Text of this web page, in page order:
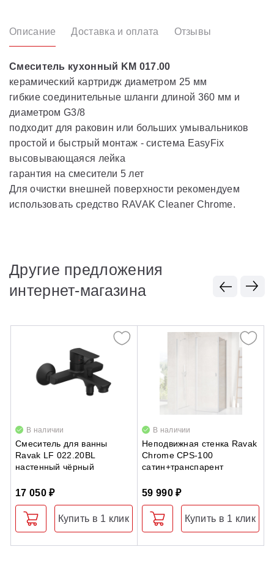
Описание Доставка и оплата Отзывы
Смеситель кухонный KM 017.00
керамический картридж диаметром 25 мм
гибкие соединительные шланги длиной 360 мм и
диаметром G3/8
подходит для раковин или больших умывальников
простой и быстрый монтаж - система EasyFix
высовывающаяся лейка
гарантия на смесители 5 лет
Для очистки внешней поверхности рекомендуем
использовать средство RAVAK Cleaner Chrome.
Другие предложения
интернет-магазина
В наличии
Смеситель для ванны
Ravak LF 022.20BL
настенный чёрный
17 050 ₽
Купить в 1 клик
В наличии
Неподвижная стенка Ravak
Chrome CPS-100
сатин+транспарент
59 990 ₽
Купить в 1 клик